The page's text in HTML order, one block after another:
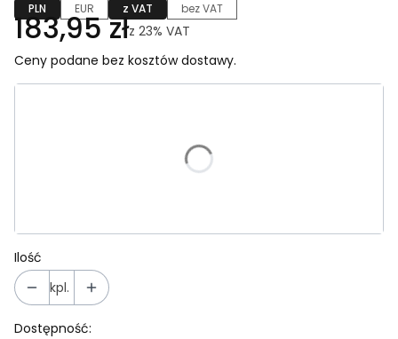
PLN EUR z VAT bez VAT
183,95 złz 23% VAT
Ceny podane bez kosztów dostawy.
Ilość
kpl.
Dostępność: